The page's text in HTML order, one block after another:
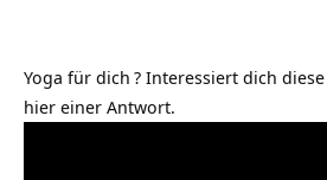
Yoga für dich ? Interessiert dich
hier einer Antwort.